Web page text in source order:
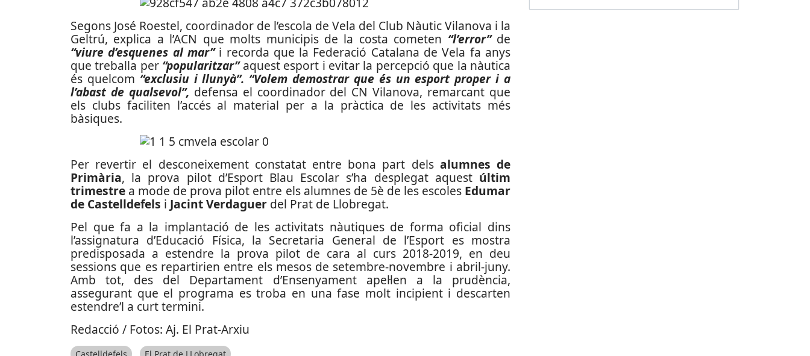
Segons José Roestel, coordinador de l’escola de Vela del Club Nàutic Vilanova i la
Geltrú, explica a l’ACN que molts municipis de la costa cometen “l’error”de
“viure d’esquenes al mar” i recorda que la Federació Catalana de Vela fa anys
que treballa per “popularitzar”aquest esport i evitar la percepció que la nàutica
és quelcom “exclusiu i llunyà”. “Volem demostrar que és un esport proper i a
l’abast de qualsevol”, defensa el coordinador del CN Vilanova, remarcant que
els clubs faciliten l’accés al material per a la pràctica de les activitats més
bàsiques.
Per revertir el desconeixement constatat entre bona part dels alumnes de
Primària, la prova pilot d’Esport Blau Escolar s’ha desplegat aquest últim
trimestre a mode de prova pilot entre els alumnes de 5è de les escoles Edumar
de Castelldefels i Jacint Verdaguer del Prat de Llobregat.
Pel que fa a la implantació de les activitats nàutiques de forma oficial dins
l’assignatura d’Educació Física, la Secretaria General de l’Esport es mostra
predisposada a estendre la prova pilot de cara al curs 2018-2019, en deu
sessions que es repartirien entre els mesos de setembre-novembre i abril-juny.
Amb tot, des del Departament d’Ensenyament apel·len a la prudència,
assegurant que el programa es troba en una fase molt incipient i descarten
estendre’l a curt termini.
Redacció / Fotos: Aj. El Prat-Arxiu